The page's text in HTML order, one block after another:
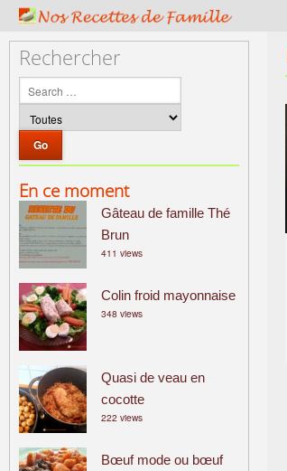
Rechercher
En ce moment
Gâteau de famille Thé
Brun
411 views
Colin froid mayonnaise
348 views
Quasi de veau en
cocotte
222 views
Bœuf mode ou bœuf